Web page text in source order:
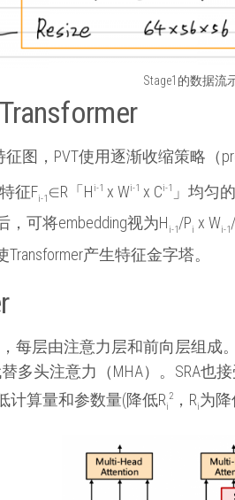
Stage1的数据流
图，PVT使用逐渐收缩策略（
征Fi-1 ∈R「H i-1 x Wi-1 x Ci-1 」均匀
，可将embedding视为H i-1/Pi x Wi-1
产生特征金字塔。
，每层由注意力层和前向层组
替多头注意力（MHA）。SRA
计算量和参数量(降低Ri
2 ，Ri为降